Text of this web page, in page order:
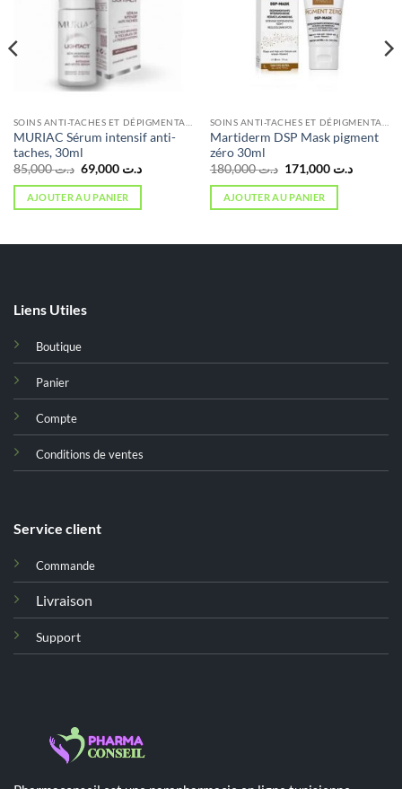
MURIAC Sérum intensif anti-
taches, 30ml
د.ت85,000
Le
prix
initial
était :
د.ت 85,000.
د.ت 69,000
Le
AJOUTER AU PANIER
Martiderm DSP Mask pigment
zéro 30ml
د.ت180,000
Le
initial
était :
د.ت 171,000
Le
AJOUTER AU PANIER
د.ت 125,000.
Liens Utiles
Boutique
Panier
Compte
Conditions de ventes
Service client
Commande
Livraison
Support